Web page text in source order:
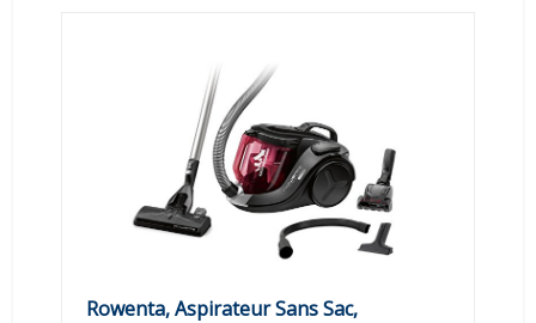
Rowenta, Aspirateur Sans Sac,